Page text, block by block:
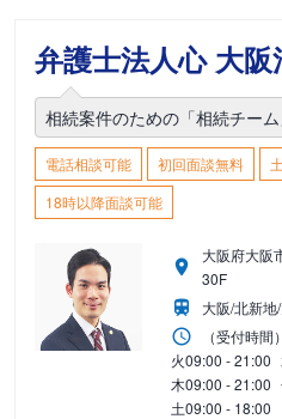
弁護士法人心 大
相続案件のための「相続チー
電話相談可能 初回面談無料
18時以降面談可能
大阪府大阪
30F
大阪/北新
（受付時間）
火09:00 - 21:00
木09:00 - 21:00
土09:00 - 18:00